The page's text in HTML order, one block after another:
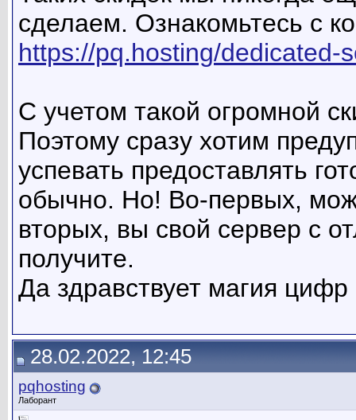
сделаем. Ознакомьтесь с
https://pq.hosting/dedicated-
С учетом такой огромной
Поэтому сразу хотим
успевать предоставлять
обычно. Но! Во-первых,
вторых, вы свой сервер с
получите.
Да здравствует магия
28.02.2022, 12:45
pqhosting
Лаборант